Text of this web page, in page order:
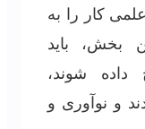
کار را به
بخش، باید
داده شوند،
و نوآوری و